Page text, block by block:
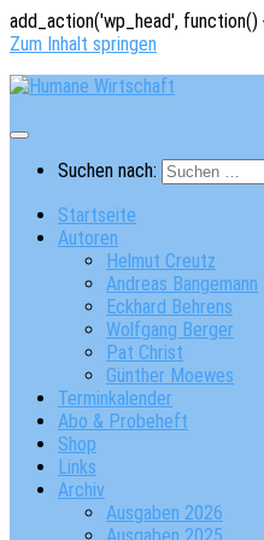
add_action('wp_head',
Zum Inhalt springen
Suchen nach:
Startseite
Autoren
Helmut Creutz
Andreas Bangemann
Eckhard Behrens
Wolfgang Berger
Pat Christ
Günther Moewes
Terminkalender
Abo & Probeheft
Shop
Links
Archiv
Ausgaben 2026